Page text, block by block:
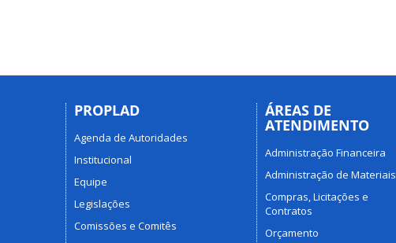
PROPLAD
Agenda de Autoridades
Institucional
Equipe
Legislações
Comissões e Comitês
ÁREAS DE
ATENDIMENTO
Administração Financeira
Administração de Materiais
Compras, Licitações e
Contratos
Orçamento